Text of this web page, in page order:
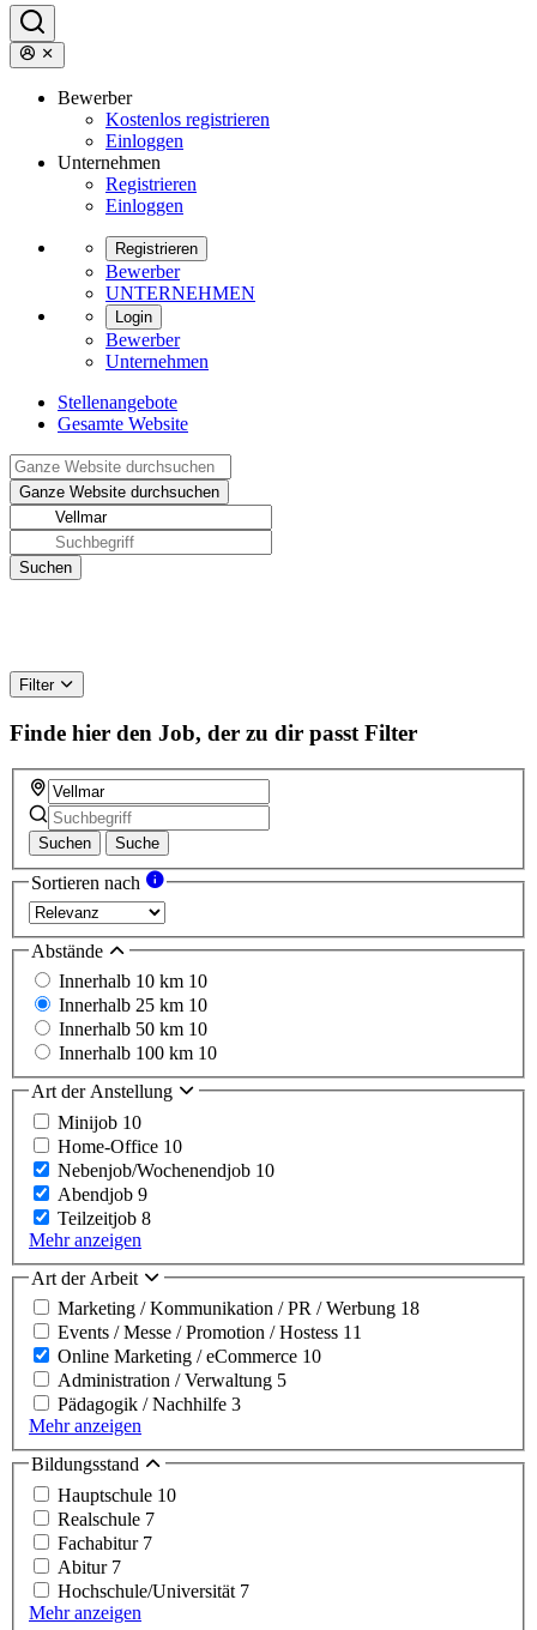
Bewerber
Kostenlos registrieren
Einloggen
Unternehmen
Registrieren
Einloggen
Registrieren
Bewerber
UNTERNEHMEN
Login
Bewerber
Unternehmen
Stellenangebote
Gesamte Website
Filter
Finde hier den Job, der zu dir passt Filter
Suchen Suche
Sortieren nach
Abstände
Innerhalb 10 km 10
Innerhalb 25 km 10
Innerhalb 50 km 10
Innerhalb 100 km 10
Art der Anstellung
Minijob 10
Home-Office 10
Nebenjob/Wochenendjob 10
Abendjob 9
Teilzeitjob 8
Mehr anzeigen
Art der Arbeit
Marketing / Kommunikation / PR / Werbung 18
Events / Messe / Promotion / Hostess 11
Online Marketing / eCommerce 10
Administration / Verwaltung 5
Pädagogik / Nachhilfe 3
Mehr anzeigen
Bildungsstand
Hauptschule 10
Realschule 7
Fachabitur 7
Abitur 7
Hochschule/Universität 7
Mehr anzeigen